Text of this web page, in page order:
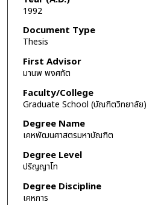
1992
Document Type
Thesis
First Advisor
มานพ พงศทัต
Faculty/College
Graduate School (บัณฑิตวิทยาลัย)
Degree Name
เคหพัฒนศาสตรมหาบัณฑิต
Degree Level
ปริญญาโท
Degree Discipline
เคหการ